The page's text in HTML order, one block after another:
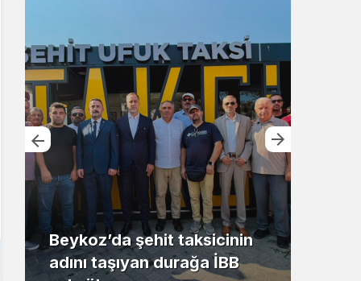
Beykoz’da şehit taksicinin
adını taşıyan durağa İBB